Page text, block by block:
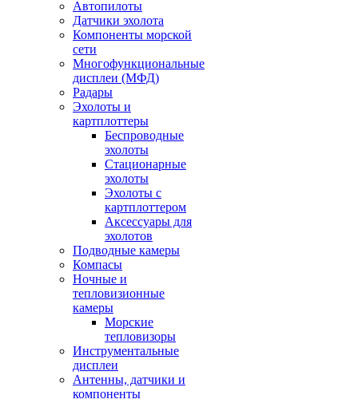
Автопилоты
Датчики эхолота
Компоненты морской
сети
Многофункциональные
дисплеи (МФД)
Радары
Эхолоты и
картплоттеры
Беспроводные
эхолоты
Стационарные
эхолоты
Эхолоты с
картплоттером
Аксессуары для
эхолотов
Подводные камеры
Компасы
Ночные и
тепловизионные
камеры
Морские
тепловизоры
Инструментальные
дисплеи
Антенны, датчики и
компоненты